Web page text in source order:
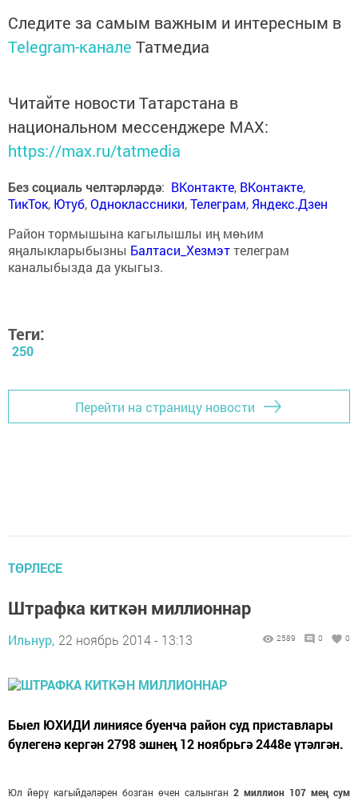
Следите за самым важным и интересным в
Telegram-канале Татмедиа
Читайте новости Татарстана в
национальном мессенджере MАХ:
https://max.ru/tatmedia
Без социаль челтәрләрдә: ВКонтакте, ВКонтакте,
ТикТок, Ютуб,Одноклассники,Телеграм, Яндекс.Дзен
Район тормышына кагылышлы иң мөһим
яңалыкларыбызны Балтаси_Хезмэттелеграм
каналыбызда да укыгыз.
Теги:
250
Перейти на страницу новости
ТӨРЛЕСЕ
Штрафка киткән миллионнар
Ильнур, 22 ноябрь 2014 - 13:13 2589 0 0
Быел ЮХИДИ линиясе буенча район суд приставлары
бүлегенә кергән 2798 эшнең 12 ноябрьгә 2448е үтәлгән.
Юл йөрү кагыйдәләрен бозган өчен салынган 2 миллион 107 мең сум